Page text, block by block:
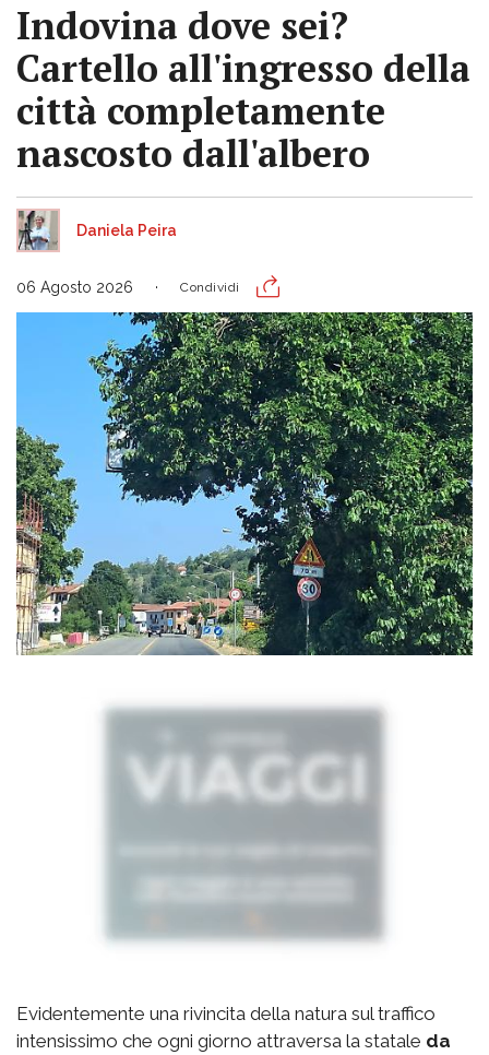
Indovina dove sei?
Cartello all'ingresso della
città completamente
nascosto dall'albero
Daniela Peira
06 Agosto 2026 Condividi
Evidentemente una rivincita della natura sul traffico
intensissimo che ogni giorno attraversa la statale da